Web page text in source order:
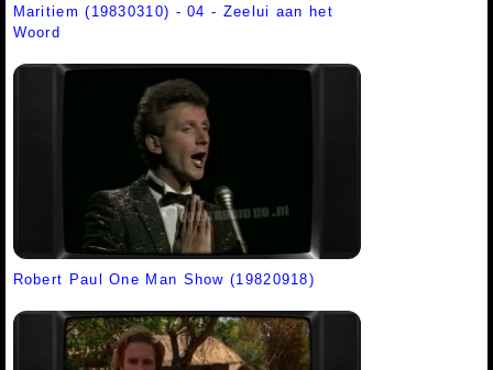
Maritiem (19830310) - 04 - Zeelui aan het
Woord
Robert Paul One Man Show (19820918)